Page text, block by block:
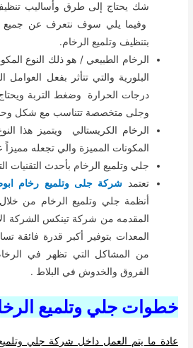
شك يحتاج إلى طرق وأساليب
وفيما يلي سوف نتعرف عن جميع
بتنظيف وتلميع الرخام.
الرخام الطبيعي / هو ذلك النوع
البلورية والتي تتأثر بفعل العوامل
درجات الحرارة وضغط التربة
وجلى متخصصة تتناسب مع شكل
الرخام الكريستالي ويتميز هذا
المكونات المميزة والي تجعله مميزاً
جلي وتلميع الرخام بأحدث التقنيات
تعتمدشركة جلى وتلميع رخام
أنظمة جلي وتلميع الرخام من
المقدمه من شركة تينكس الشركة
المعدات بتوفير أكبر قدرة فائقة
من المشاكل التي تظهر في
الفروق والخدوش في البلاط .
خطوات جلي وتلميع
عادة ما يتم العمل داخل شركة جلي